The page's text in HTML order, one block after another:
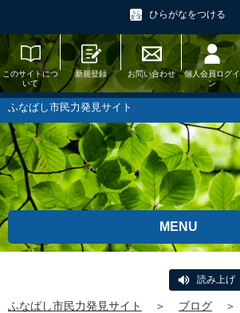
ひらがなをつける
このサイトにつ
いて
新規登録 お問い合わせ
個人会員ログイ
ン
ふなばし市民力発見サイト
MENU
読み上げ
ふなばし市民力発見サイト ＞ ブログ ＞